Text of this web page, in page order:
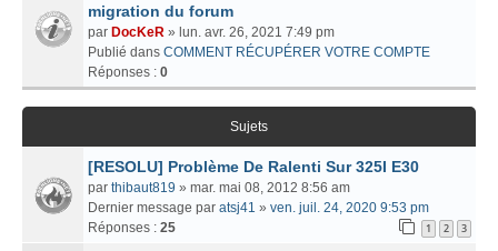
migration du forum
par DocKeR » lun. avr. 26, 2021 7:49 pm
Publié dans COMMENT RÉCUPÉRER VOTRE COMPTE
Réponses : 0
Sujets
[RESOLU] Problème De Ralenti Sur 325I E30
par thibaut819 » mar. mai 08, 2012 8:56 am
Dernier message par atsj41 » ven. juil. 24, 2020 9:53 pm
Réponses : 25 1 2 3